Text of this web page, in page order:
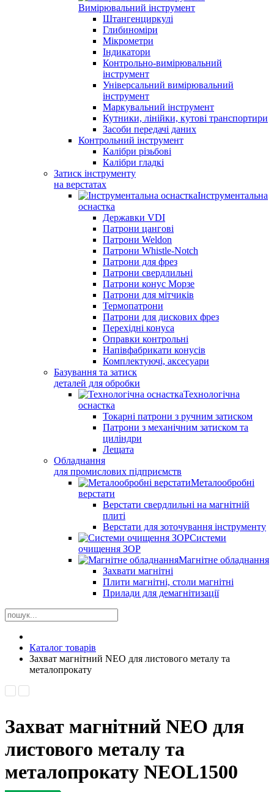
Вимірювальний інструмент
Штангенциркулі
Глибиноміри
Мікрометри
Індикатори
Контрольно-вимірювальний
інструмент
Універсальний вимірювальний
інструмент
Маркувальний інструмент
Кутники, лінійки, кутові транспортири
Засоби передачі даних
Контрольний інструмент
Калібри різьбові
Калібри гладкі
Затиск інструменту
на верстатах
Інструментальна
оснастка
Державки VDI
Патрони цангові
Патрони Weldon
Патрони Whistle-Notch
Патрони для фрез
Патрони свердлильні
Патрони конус Морзе
Патрони для мітчиків
Термопатрони
Патрони для дискових фрез
Перехідні конуса
Оправки контрольні
Напівфабрикати конусів
Комплектуючі, аксесуари
Базування та затиск
деталей для обробки
Технологічна
оснастка
Токарні патрони з ручним затиском
Патрони з механічним затиском та
циліндри
Лещата
Обладнання
для промислових підприємств
Металообробні
верстати
Верстати свердлильні на магнітній
плиті
Верстати для зоточування інструменту
Системи
очищення ЗОР
Магнітне обладнання
Захвати магнітні
Плити магнітні, столи магнітні
Прилади для демагнітизації
Каталог товарів
Захват магнітний NEO для листового металу та
металопрокату
Захват магнітний NEO для
листового металу та
металопрокату NEOL1500